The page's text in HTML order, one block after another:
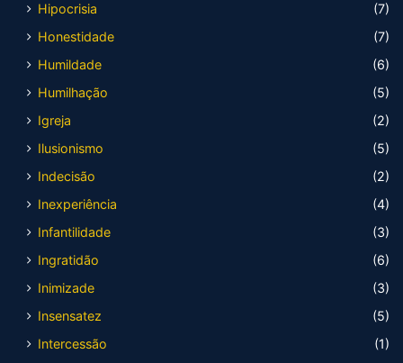
Hipocrisia
(7)
Honestidade
(7)
Humildade
(6)
Humilhação
(5)
Igreja
(2)
Ilusionismo
(5)
Indecisão
(2)
Inexperiência
(4)
Infantilidade
(3)
Ingratidão
(6)
Inimizade
(3)
Insensatez
(5)
Intercessão
(1)